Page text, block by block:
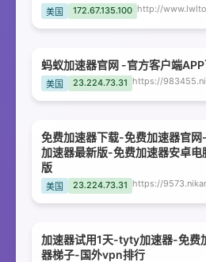
美国 172.67.135.100 http://
蚂蚁加速器官网 -官方客户端
美国 23.224.73.31
免费加速器下载-免费加速器官
加速器最新版-免费加速器安卓
版
美国 23.224.73.31
加速器试用1天-tyty加速器-免费
器梯子-国外vpn排行